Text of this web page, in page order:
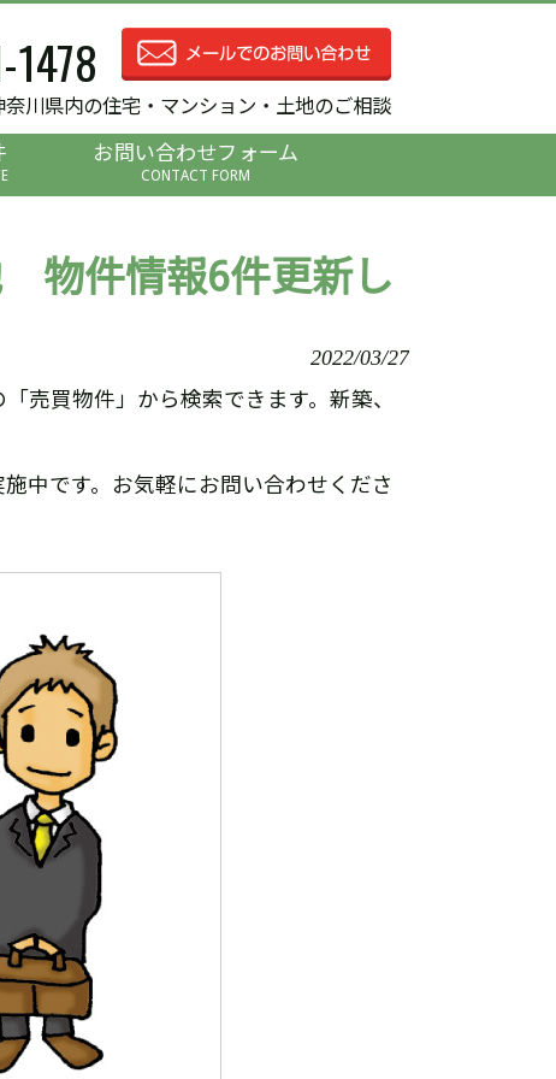
奈川県内の住宅・マンション・土地のご相談
お問い合わせフォーム
CONTACT FORM
件情報6件更新し
2022/03/27
買物件」から検索できます。新築、
中です。お気軽にお問い合わせくださ